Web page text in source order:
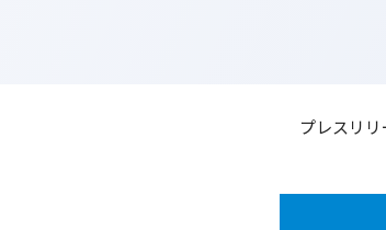
プレスリ